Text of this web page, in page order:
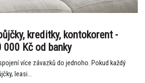
kreditky, kontokorent -
Kč od banky
více závazků do jednoho. Pokud každý
leasi...